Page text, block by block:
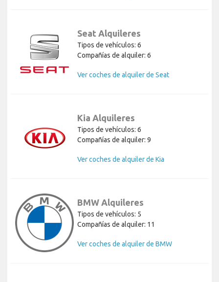
Seat Alquileres
Tipos de vehículos: 6
Compañías de alquiler: 6
Ver coches de alquiler de Seat
Kia Alquileres
Tipos de vehículos: 6
Compañías de alquiler: 9
Ver coches de alquiler de Kia
BMW Alquileres
Tipos de vehículos: 5
Compañías de alquiler: 11
Ver coches de alquiler de BMW